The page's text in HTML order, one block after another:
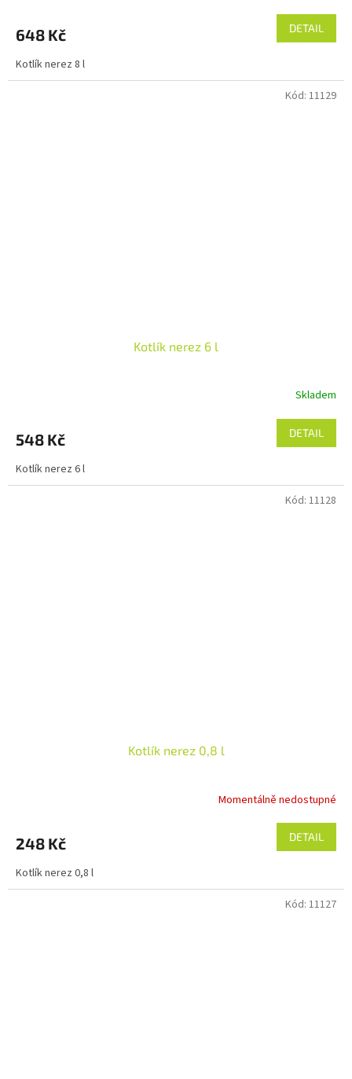
648 Kč DETAIL
Kotlík nerez 8 l
Kotlík nerez 6 l
Skladem
548 Kč DETAIL
Kotlík nerez 6 l
Kód: 11129
Kotlík nerez 0,8 l
Momentálně nedostupné
248 Kč DETAIL
Kotlík nerez 0,8 l
Kód: 11128
Kód: 11127